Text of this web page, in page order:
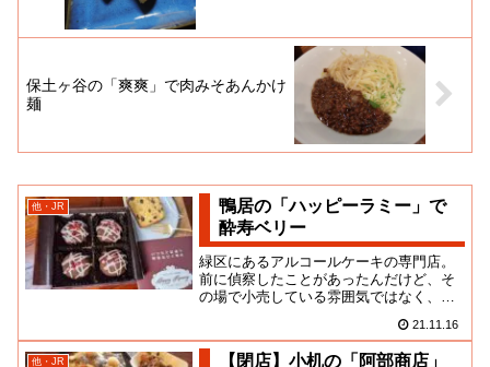
保土ヶ谷の「爽爽」で肉みそあんかけ
麺
他・JR
鴨居の「ハッピーラミー」で
酔寿ベリー
緑区にあるアルコールケーキの専門店。
前に偵察したことがあったんだけど、そ
の場で小売している雰囲気ではなく、通
店みたいです。最近は横浜駅の... 21.11.16
他・JR
【閉店】小机の「阿部商店」